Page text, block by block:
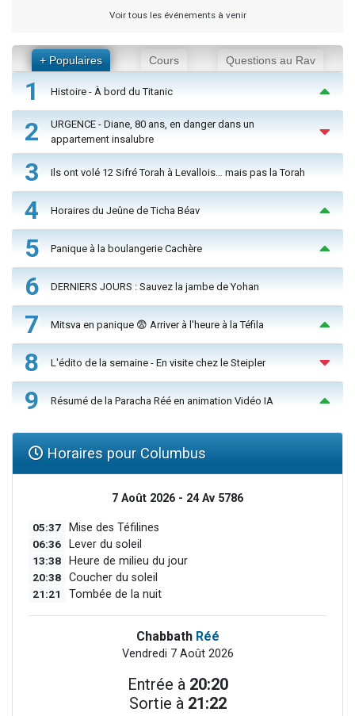
Voir tous les événements à venir
+ Populaires Cours Questions au Rav
1 Histoire - À bord du Titanic
2
URGENCE - Diane, 80 ans, en danger dans un
appartement insalubre
3 Ils ont volé 12 Sifré Torah à Levallois… mais pas la Torah
4 Horaires du Jeûne de Ticha Béav
5 Panique à la boulangerie Cachère
6 DERNIERS JOURS : Sauvez la jambe de Yohan
7 Mitsva en panique 😨 Arriver à l'heure à la Téfila
8 L'édito de la semaine - En visite chez le Steipler
9 Résumé de la Paracha Réé en animation Vidéo IA
Horaires pour Columbus
7 Août 2026 - 24 Av 5786
05:37 Mise des Téfilines
06:36 Lever du soleil
13:38 Heure de milieu du jour
20:38 Coucher du soleil
21:21 Tombée de la nuit
Chabbath Réé
Vendredi 7 Août 2026
Entrée à 20:20
Sortie à 21:22